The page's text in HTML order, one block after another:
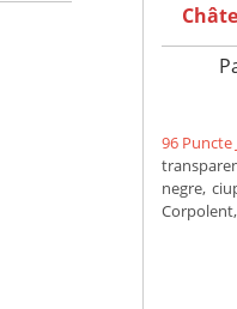
96 Puncte
negre,
Corpolent,